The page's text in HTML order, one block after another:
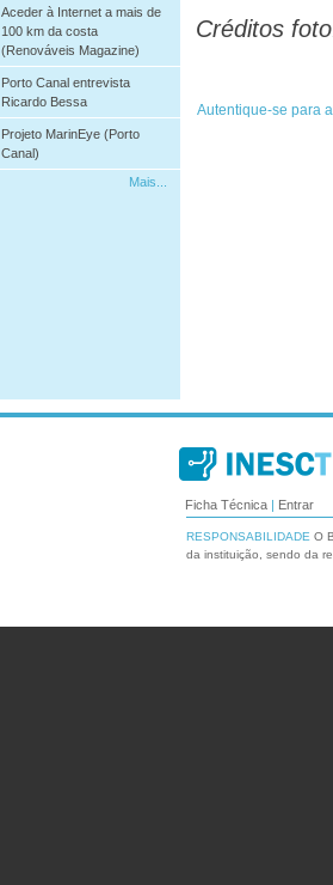
Aceder à Internet a mais de
100 km da costa
(Renováveis Magazine)
Porto Canal entrevista
Ricardo Bessa
Projeto MarinEye (Porto
Canal)
Mais...
Créditos
Ficha Técnica Entrar
RESPONSABILIDADE O
da instituição, sendo da